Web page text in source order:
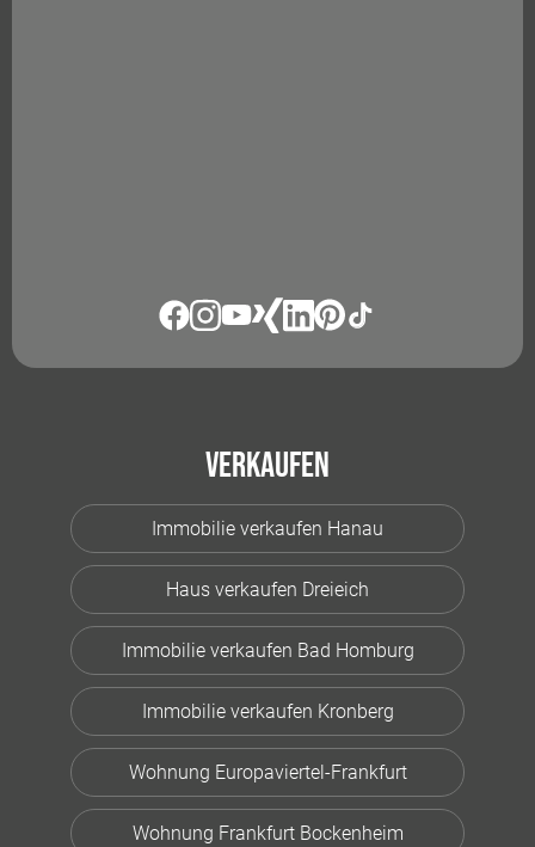
Verkaufen
Immobilie verkaufen Hanau
Haus verkaufen Dreieich
Immobilie verkaufen Bad Homburg
Immobilie verkaufen Kronberg
Wohnung Europaviertel-Frankfurt
Wohnung Frankfurt Bockenheim